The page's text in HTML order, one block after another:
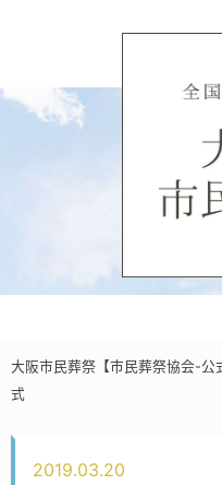
大阪市民葬祭【市民葬祭協会-公
式
2019.03.20